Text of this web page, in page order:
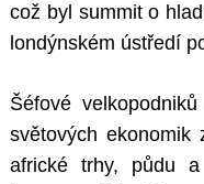
což byl summit o
londýnském ústředí
Šéfové
světových
africké trhy, půdu